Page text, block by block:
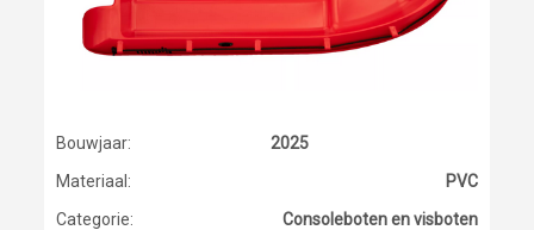
Bouwjaar:
2025
Materiaal:
PVC
Categorie:
Consoleboten en visboten